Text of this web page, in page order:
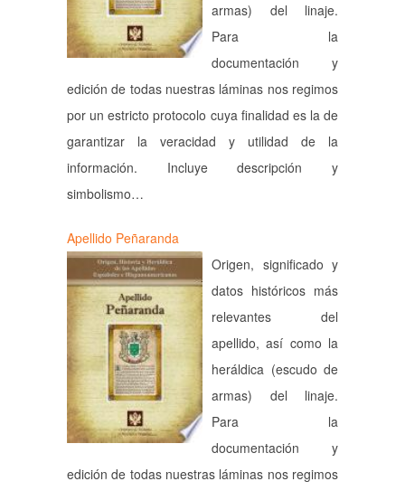
armas) del linaje.
Para la
documentación y
edición de todas nuestras láminas nos regimos
por un estricto protocolo cuya finalidad es la de
garantizar la veracidad y utilidad de la
información. Incluye descripción y
simbolismo…
Apellido Peñaranda
Origen, significado y
datos históricos más
relevantes del
apellido, así como la
heráldica (escudo de
armas) del linaje.
Para la
documentación y
edición de todas nuestras láminas nos regimos